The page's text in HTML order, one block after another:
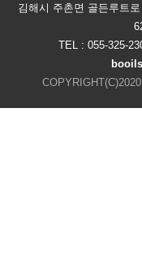
김해시 주촌면 골든루트
TEL : 055-325-